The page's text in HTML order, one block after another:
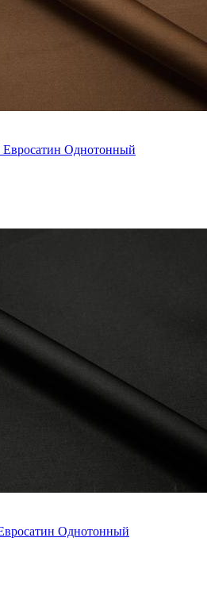
Евросатин Однотонный
Однотонный